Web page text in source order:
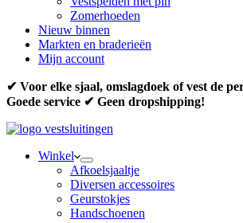
Zomerhoeden
Nieuw binnen
Markten en braderieën
Mijn account
✔ Voor elke sjaal, omslagdoek of vest de
Goede service ✔ Geen dropshipping!
Winkel
Afkoelsjaaltje
Diversen accessoires
Geurstokjes
Handschoenen